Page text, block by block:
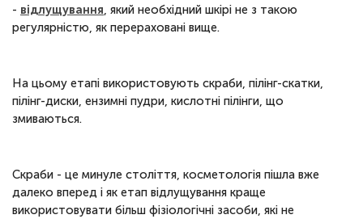
- відлущування, який необхідний шкірі не з такою
регулярністю, як перераховані вище.
На цьому етапі використовують скраби, пілінг-скатки,
пілінг-диски, ензимні пудри, кислотні пілінги, що
змиваються.
Скраби - це минуле століття, косметологія пішла вже
далеко вперед і як етап відлущування краще
використовувати більш фізіологічні засоби, які не